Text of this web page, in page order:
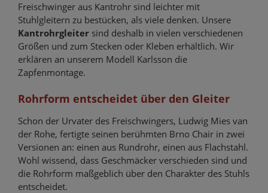
Freischwinger aus Kantrohr sind leichter mit
Stuhlgleitern zu bestücken, als viele denken. Unsere
Kantrohrgleiter sind deshalb in vielen verschiedenen
Größen und zum Stecken oder Kleben erhältlich. Wir
erklären an unserem Modell Karlsson die
Zapfenmontage.
Rohrform entscheidet über den Gleiter
Schon der Urvater des Freischwingers, Ludwig Mies van
der Rohe, fertigte seinen berühmten Brno Chair in zwei
Versionen an: einen aus Rundrohr, einen aus Flachstahl.
Wohl wissend, dass Geschmäcker verschieden sind und
die Rohrform maßgeblich über den Charakter des Stuhls
entscheidet.